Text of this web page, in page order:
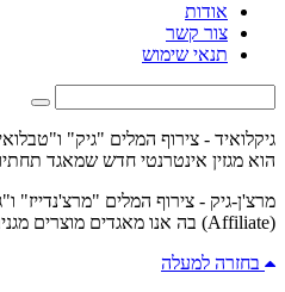
אודות
צור קשר
תנאי שימוש
גיקלואיד - צירוף המלים "גיק"
הוא מגזין אינטרנטי חדש שמאגד
מרצ'ן-גיק - צירוף המלים "מרצ'נדייז"
(Affiliate) בה אנו מאגדים מוצרים מגניבים מרחבי הרשת.
בחזרה למעלה